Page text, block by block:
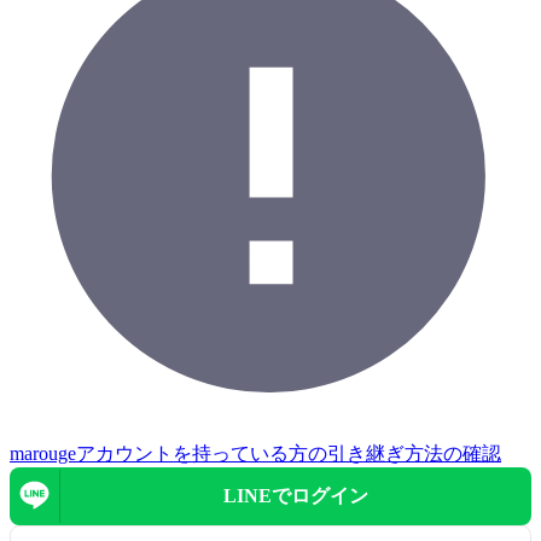
marougeアカウントを持っている方の引き継ぎ方法の確認
LINEでログイン